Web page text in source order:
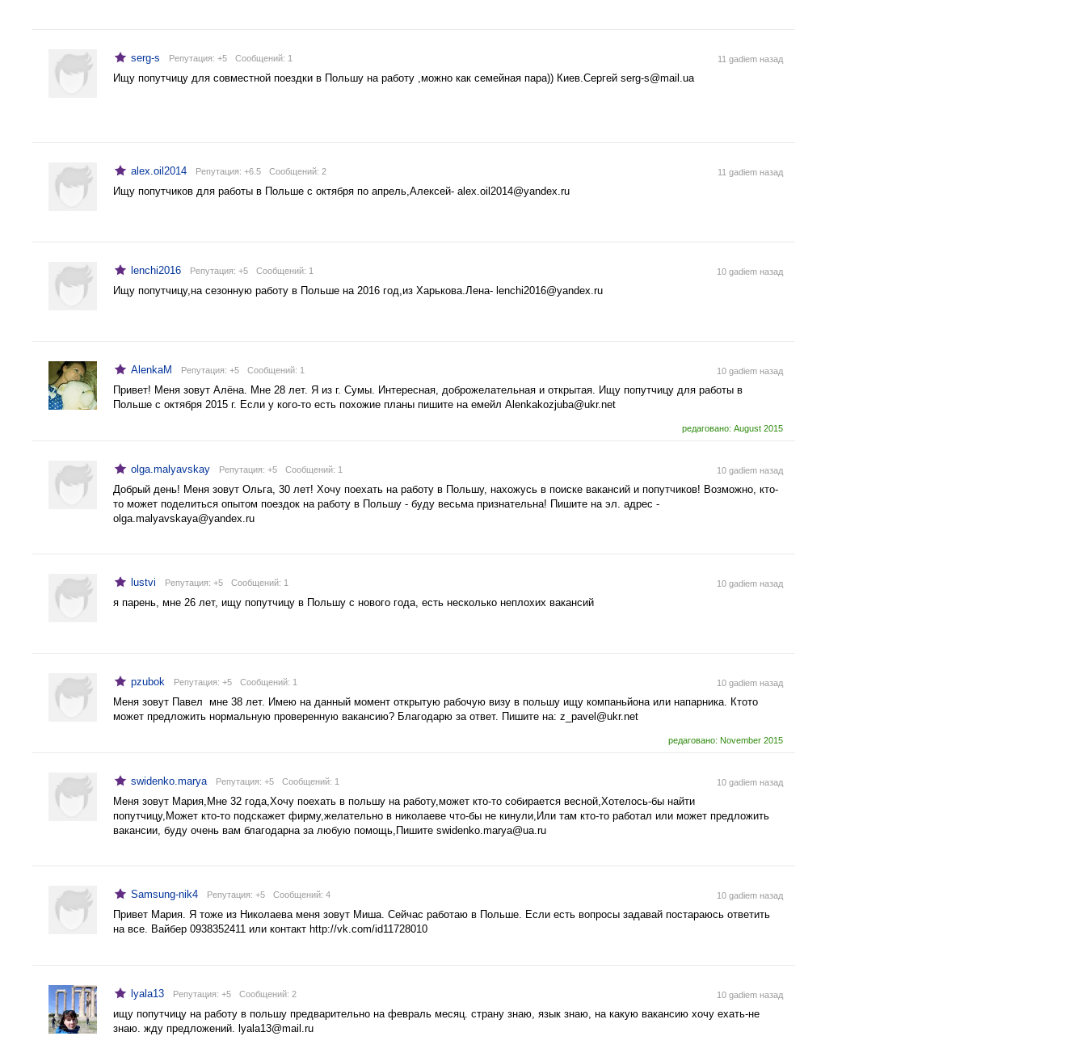
serg-s Репутация: +5 Cообщений: 1 11 gadiem назад
Ищу попутчицу для совместной поездки в Польшу на работу ,можно как семейная пара)) Киев.Сергей serg-s@mail.ua
alex.oil2014 Репутация: +6.5 Cообщений: 2 11 gadiem назад
Ищу попутчиков для работы в Польше с октября по апрель,Алексей- alex.oil2014@yandex.ru
lenchi2016 Репутация: +5 Cообщений: 1 10 gadiem назад
Ищу попутчицу,на сезонную работу в Польше на 2016 год,из Харькова.Лена- lenchi2016@yandex.ru
редаговано: August 2015
AlenkaM Репутация: +5 Cообщений: 1 10 gadiem назад
Привет! Меня зовут Алёна. Мне 28 лет. Я из г. Сумы. Интересная, доброжелательная и открытая. Ищу попутчицу для работы в
Польше с октября 2015 г. Если у кого-то есть похожие планы пишите на емейл Alenkakozjuba@ukr.net
olga.malyavskay Репутация: +5 Cообщений: 1 10 gadiem назад
Добрый день! Меня зовут Ольга, 30 лет! Хочу поехать на работу в Польшу, нахожусь в поиске вакансий и попутчиков! Возможно, кто-
то может поделиться опытом поездок на работу в Польшу - буду весьма признательна! Пишите на эл. адрес -
olga.malyavskaya@yandex.ru
lustvi Репутация: +5 Cообщений: 1 10 gadiem назад
я парень, мне 26 лет, ищу попутчицу в Польшу с нового года, есть несколько неплохих вакансий
редаговано: November 2015
pzubok Репутация: +5 Cообщений: 1 10 gadiem назад
Меня зовут Павел мне 38 лет. Имею на данный момент открытую рабочую визу в польшу ищу компаньйона или напарника. Ктото
может предложить нормальную проверенную вакансию? Благодарю за ответ. Пишите на: z_pavel@ukr.net
swidenko.marya Репутация: +5 Cообщений: 1 10 gadiem назад
Меня зовут Мария,Мне 32 года,Хочу поехать в польшу на работу,может кто-то собирается весной,Хотелось-бы найти
попутчицу,Может кто-то подскажет фирму,желательно в николаеве что-бы не кинули,Или там кто-то работал или может предложить
вакансии, буду очень вам благодарна за любую помощь,Пишите swidenko.marya@ua.ru
Samsung-nik4 Репутация: +5 Cообщений: 4 10 gadiem назад
Привет Мария. Я тоже из Николаева меня зовут Миша. Сейчас работаю в Польше. Если есть вопросы задавай постараюсь ответить
на все. Вайбер 0938352411 или контакт http://vk.com/id11728010
lyala13 Репутация: +5 Cообщений: 2 10 gadiem назад
ищу попутчицу на работу в польшу предварительно на февраль месяц. страну знаю, язык знаю, на какую вакансию хочу ехать-не
знаю. жду предложений. lyala13@mail.ru